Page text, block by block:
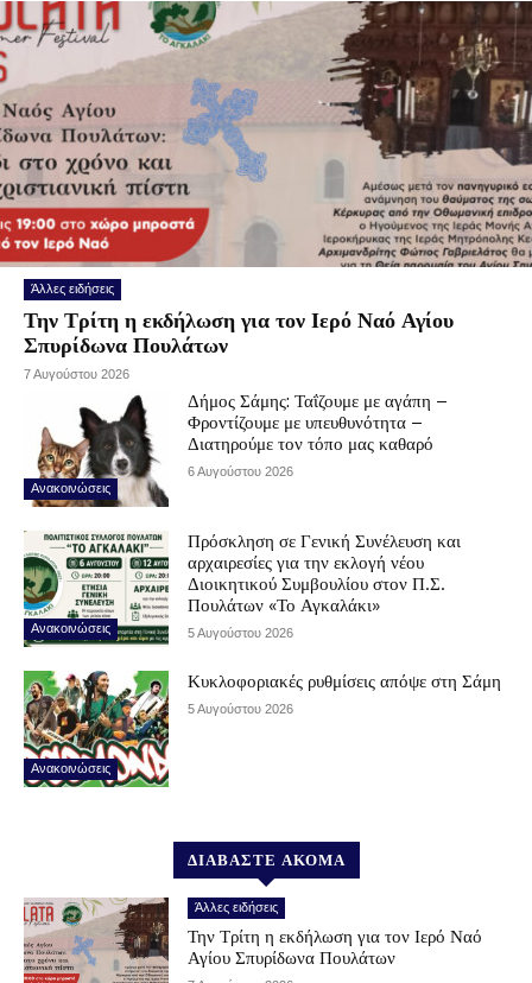
Άλλες ειδήσεις
Την Τρίτη η εκδήλωση για τον Ιερό Ναό Αγίου
Σπυρίδωνα Πουλάτων
7 Αυγούστου 2026
Ανακοινώσεις
Δήμος Σάμης: Ταΐζουμε με αγάπη –
Φροντίζουμε με υπευθυνότητα –
Διατηρούμε τον τόπο μας καθαρό
6 Αυγούστου 2026
Ανακοινώσεις
Πρόσκληση σε Γενική Συνέλευση και
αρχαιρεσίες για την εκλογή νέου
Διοικητικού Συμβουλίου στον Π.Σ.
Πουλάτων «Το Αγκαλάκι»
5 Αυγούστου 2026
Ανακοινώσεις
Κυκλοφοριακές ρυθμίσεις απόψε στη Σάμη
5 Αυγούστου 2026
ΔΙΑΒΑΣΤΕ ΑΚΟΜΑ
Άλλες ειδήσεις
Την Τρίτη η εκδήλωση για τον Ιερό Ναό
Αγίου Σπυρίδωνα Πουλάτων